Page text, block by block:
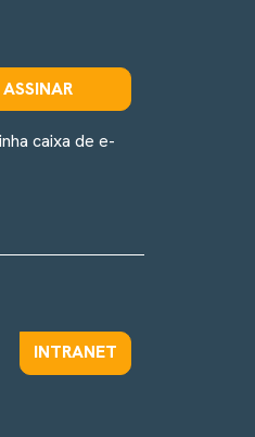
ASSINAR
caixa de e-
INTRANET